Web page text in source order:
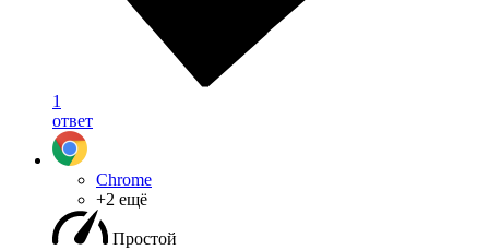
1
ответ
Chrome
+2 ещё
Простой